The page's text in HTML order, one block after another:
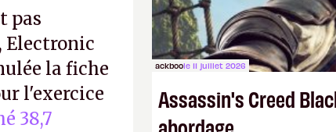
pas
Electronic
la fiche
l'exercice
38,7
ackboole 11 juillet 2026
Assassin's Creed
abordage